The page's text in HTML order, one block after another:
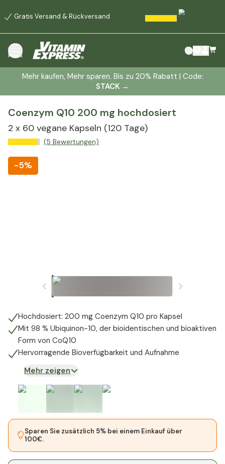
Gratis Versand & Rückversand
Menü
Mehr kaufen, Mehr sparen. Bis zu 20% Rabatt | Code:
STACK →
Coenzym Q10 200 mg hochdosiert
2 x 60 vegane Kapseln (120 Tage)
(5 Bewertungen)
-5%
Hochdosiert: 200 mg Coenzym Q10 pro Kapsel
Mit 98 % Ubiquinon-10, der bioidentischen und bioaktiven
Form von CoQ10
Hervorragende Bioverfügbarkeit und Aufnahme
Mehr zeigen
Sparen Sie zusätzlich 5% bei einem Einkauf über
100€.